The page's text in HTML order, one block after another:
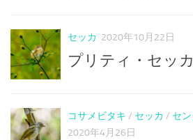
セッカ 2020年10月22日
プリティ・セッカ
コサメビタキ / セッカ / セ
2020年4月26日